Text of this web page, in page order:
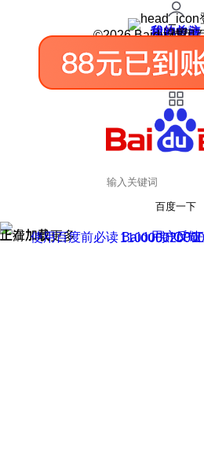
我的关注
我的收藏
皮肤中心
用户反馈
设置
©2026 Baidu 使用
百度一下
正在加载
上滑加载更多 用户反馈
使用百度前必读 Baidu 京ICP
京公网安备